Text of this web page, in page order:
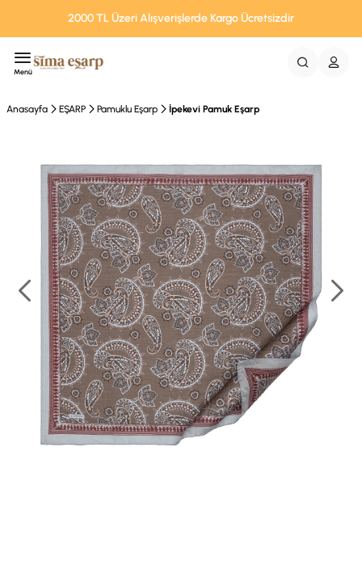
2000 TL Üzeri Alışverişlerde Kargo Ücretsizdir
Menü
Anasayfa EŞARP Pamuklu Eşarp İpekevi Pamuk Eşarp